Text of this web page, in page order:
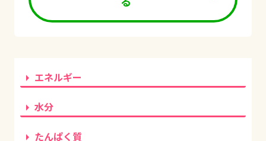
arrow_right エネルギー
arrow_right 水分
arrow_right たんぱく質